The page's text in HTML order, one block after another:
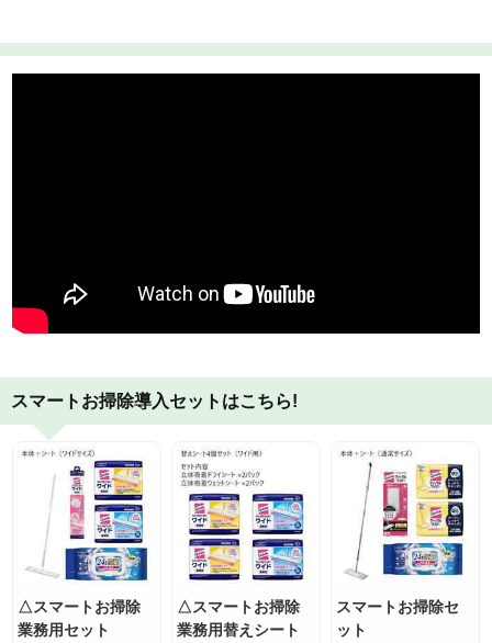
スマートお掃除導入セットはこちら!
△スマートお掃除
業務用セット
△スマートお掃除
業務用替えシート
スマートお掃除セ
ット